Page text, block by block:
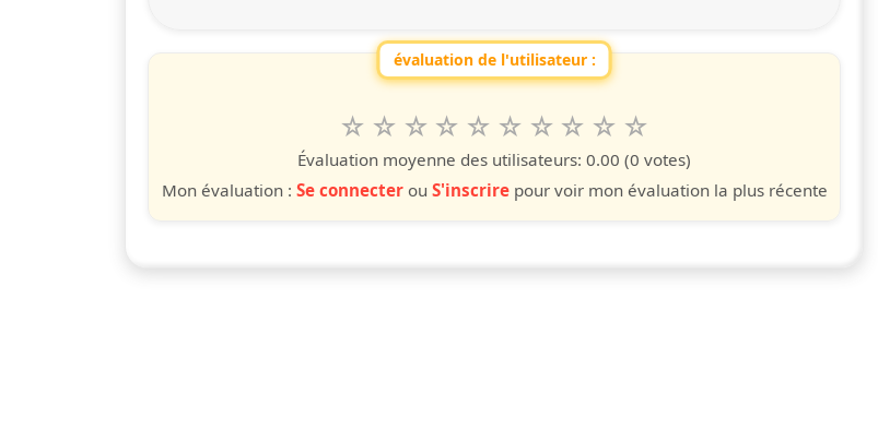
évaluation de l'utilisateur :
Valuta questo spettacolo da 1 a 10 étoiles
10
étoiles
9
étoiles
8
étoiles
7
étoiles
6
étoiles
5
étoiles
4
étoiles
3
étoiles
2
étoiles
étoile
Évaluation moyenne des utilisateurs: 0.00 (0 votes)
Mon évaluation : Se connecterou S'inscrirepour voir mon évaluation la plus récente